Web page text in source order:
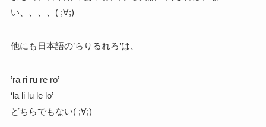
い、、、、( ;∀;)
他にも日本語の’らりるれろ’は、
’ra ri ru re ro’
‘la li lu le lo’
どちらでもない( ;∀;)